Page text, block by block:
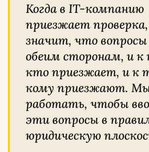
Когда в IT-компанию
приезжает
значит, что
обеим сторонам, и
кто приезжает, и к
кому приезжают.
работать, чтобы
эти вопросы в
юридическую